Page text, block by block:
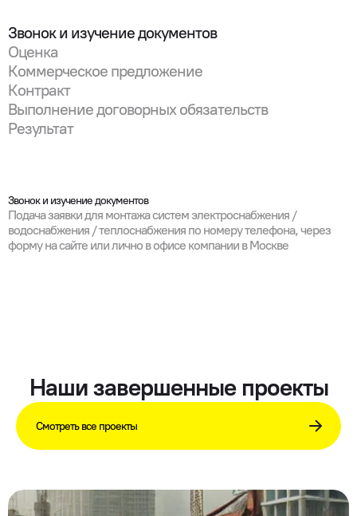
Звонок и изучение документов
Оценка
Коммерческое предложение
Контракт
Выполнение договорных обязательств
Результат
Звонок и изучение документов
Подача заявки для монтажа систем электроснабжения /
водоснабжения / теплоснабжения по номеру телефона, через
форму на сайте или лично в офисе компании в Москве
Наши завершенные проекты
Смотреть все проекты